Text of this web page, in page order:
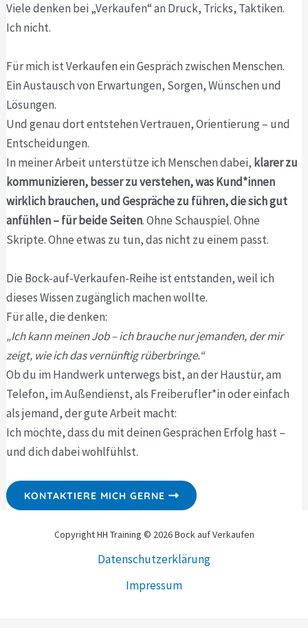
Viele denken bei „Verkaufen“ an Druck, Tricks, Taktiken.
Ich nicht.
Für mich ist Verkaufen ein Gespräch zwischen Menschen.
Ein Austausch von Erwartungen, Sorgen, Wünschen und
Lösungen.
Und genau dort entstehen Vertrauen, Orientierung – und
Entscheidungen.
In meiner Arbeit unterstütze ich Menschen dabei, klarer zu
kommunizieren, besser zu verstehen, was Kund*innen
wirklich brauchen, und Gespräche zu führen, die sich gut
anfühlen – für beide Seiten. Ohne Schauspiel. Ohne
Skripte. Ohne etwas zu tun, das nicht zu einem passt.
Die Bock-auf-Verkaufen-Reihe ist entstanden, weil ich
dieses Wissen zugänglich machen wollte.
Für alle, die denken:
„Ich kann meinen Job – ich brauche nur jemanden, der mir
zeigt, wie ich das vernünftig rüberbringe.“
Ob du im Handwerk unterwegs bist, an der Haustür, am
Telefon, im Außendienst, als Freiberufler*in oder einfach
als jemand, der gute Arbeit macht:
Ich möchte, dass du mit deinen Gesprächen Erfolg hast –
und dich dabei wohlfühlst.
KONTAKTIERE MICH GERNE
Copyright HH Training © 2026 Bock auf Verkaufen
Datenschutzerklärung
Impressum